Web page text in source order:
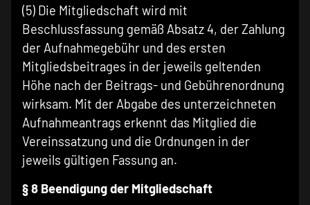
(5) Die Mitgliedschaft wird mit
Beschlussfassung gemäß Absatz 4, der Zahlung
der Aufnahmegebühr und des ersten
Mitgliedsbeitrages in der jeweils geltenden
Höhe nach der Beitrags- und Gebührenordnung
wirksam. Mit der Abgabe des unterzeichneten
Aufnahmeantrags erkennt das Mitglied die
Vereinssatzung und die Ordnungen in der
jeweils gültigen Fassung an.
§ 8 Beendigung der Mitgliedschaft